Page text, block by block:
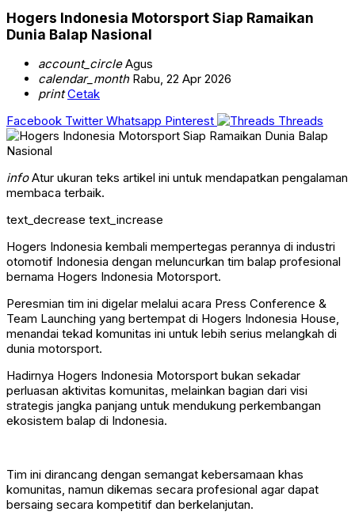
Hogers Indonesia Motorsport Siap Ramaikan
Dunia Balap Nasional
account_circleAgus
calendar_monthRabu, 22 Apr 2026
print Cetak
Facebook Twitter Whatsapp Pinterest Threads
infoAtur ukuran teks artikel ini untuk mendapatkan pengalaman
membaca terbaik.
text_decrease text_increase
Hogers Indonesia kembali mempertegas perannya di industri
otomotif Indonesia dengan meluncurkan tim balap profesional
bernama Hogers Indonesia Motorsport.
Peresmian tim ini digelar melalui acara Press Conference &
Team Launching yang bertempat di Hogers Indonesia House,
menandai tekad komunitas ini untuk lebih serius melangkah di
dunia motorsport.
Hadirnya Hogers Indonesia Motorsport bukan sekadar
perluasan aktivitas komunitas, melainkan bagian dari visi
strategis jangka panjang untuk mendukung perkembangan
ekosistem balap di Indonesia.
Tim ini dirancang dengan semangat kebersamaan khas
komunitas, namun dikemas secara profesional agar dapat
bersaing secara kompetitif dan berkelanjutan.